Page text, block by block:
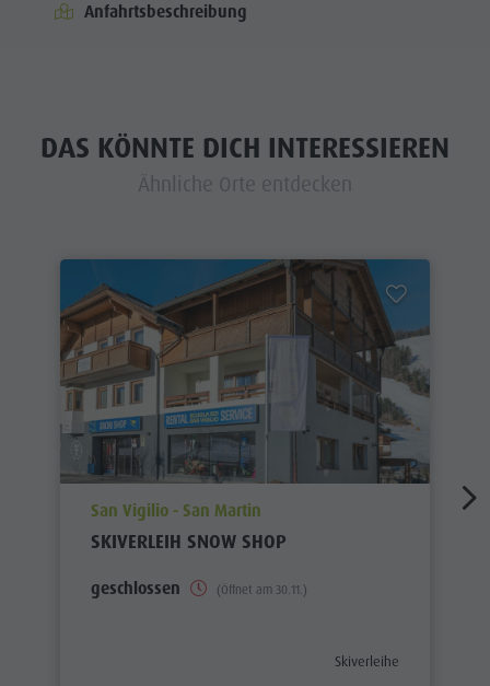
Anfahrtsbeschreibung
DAS KÖNNTE DICH INTERESSIEREN
Ähnliche Orte entdecken
aria.poi_location_prefix
San Vigilio - San Martin
SKIVERLEIH SNOW SHOP
geschlossen (Öffnet am 30.11.)
aria.poi_category_prefix
Skiverleihe